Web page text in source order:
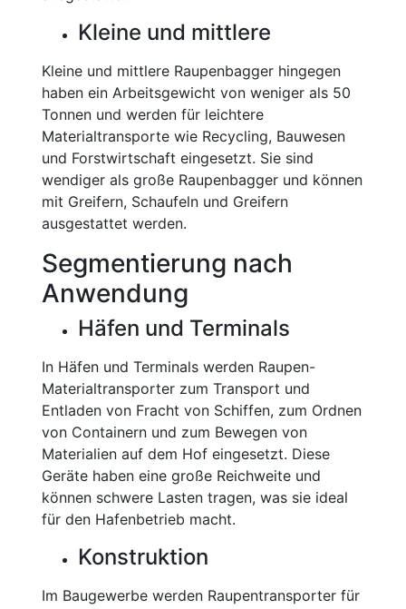
Kleine und mittlere
Kleine und mittlere Raupenbagger hingegen
haben ein Arbeitsgewicht von weniger als 50
Tonnen und werden für leichtere
Materialtransporte wie Recycling, Bauwesen
und Forstwirtschaft eingesetzt. Sie sind
wendiger als große Raupenbagger und können
mit Greifern, Schaufeln und Greifern
ausgestattet werden.
Segmentierung nach
Anwendung
Häfen und Terminals
In Häfen und Terminals werden Raupen-
Materialtransporter zum Transport und
Entladen von Fracht von Schiffen, zum Ordnen
von Containern und zum Bewegen von
Materialien auf dem Hof eingesetzt. Diese
Geräte haben eine große Reichweite und
können schwere Lasten tragen, was sie ideal
für den Hafenbetrieb macht.
Konstruktion
Im Baugewerbe werden Raupentransporter für